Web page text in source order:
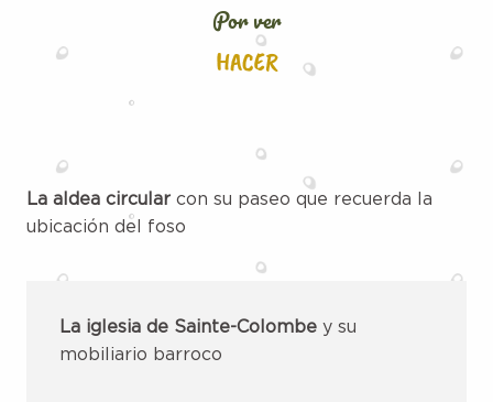
Por ver
HACER
La aldea circular con su paseo que recuerda la
ubicación del foso
La iglesia de Sainte-Colombe y su
mobiliario barroco